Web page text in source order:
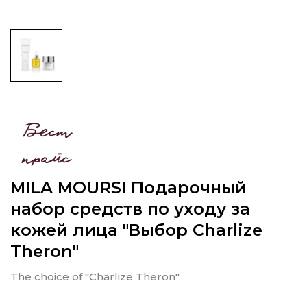
MILA MOURSI Подарочный
набор средств по уходу за
кожей лица "Выбор Charlize
Theron"
The choice of "Charlize Theron"